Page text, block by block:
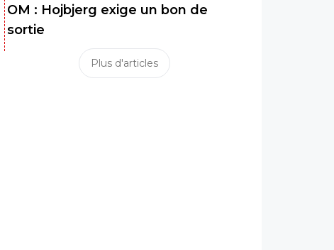
OM : Hojbjerg exige un bon de
sortie
Plus d'articles